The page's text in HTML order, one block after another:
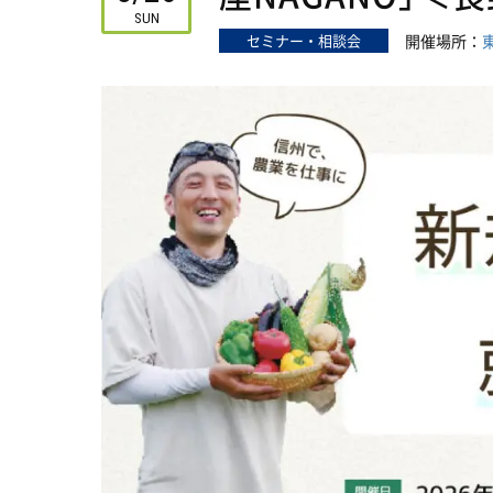
SUN
セミナー・相談会 開催場所：